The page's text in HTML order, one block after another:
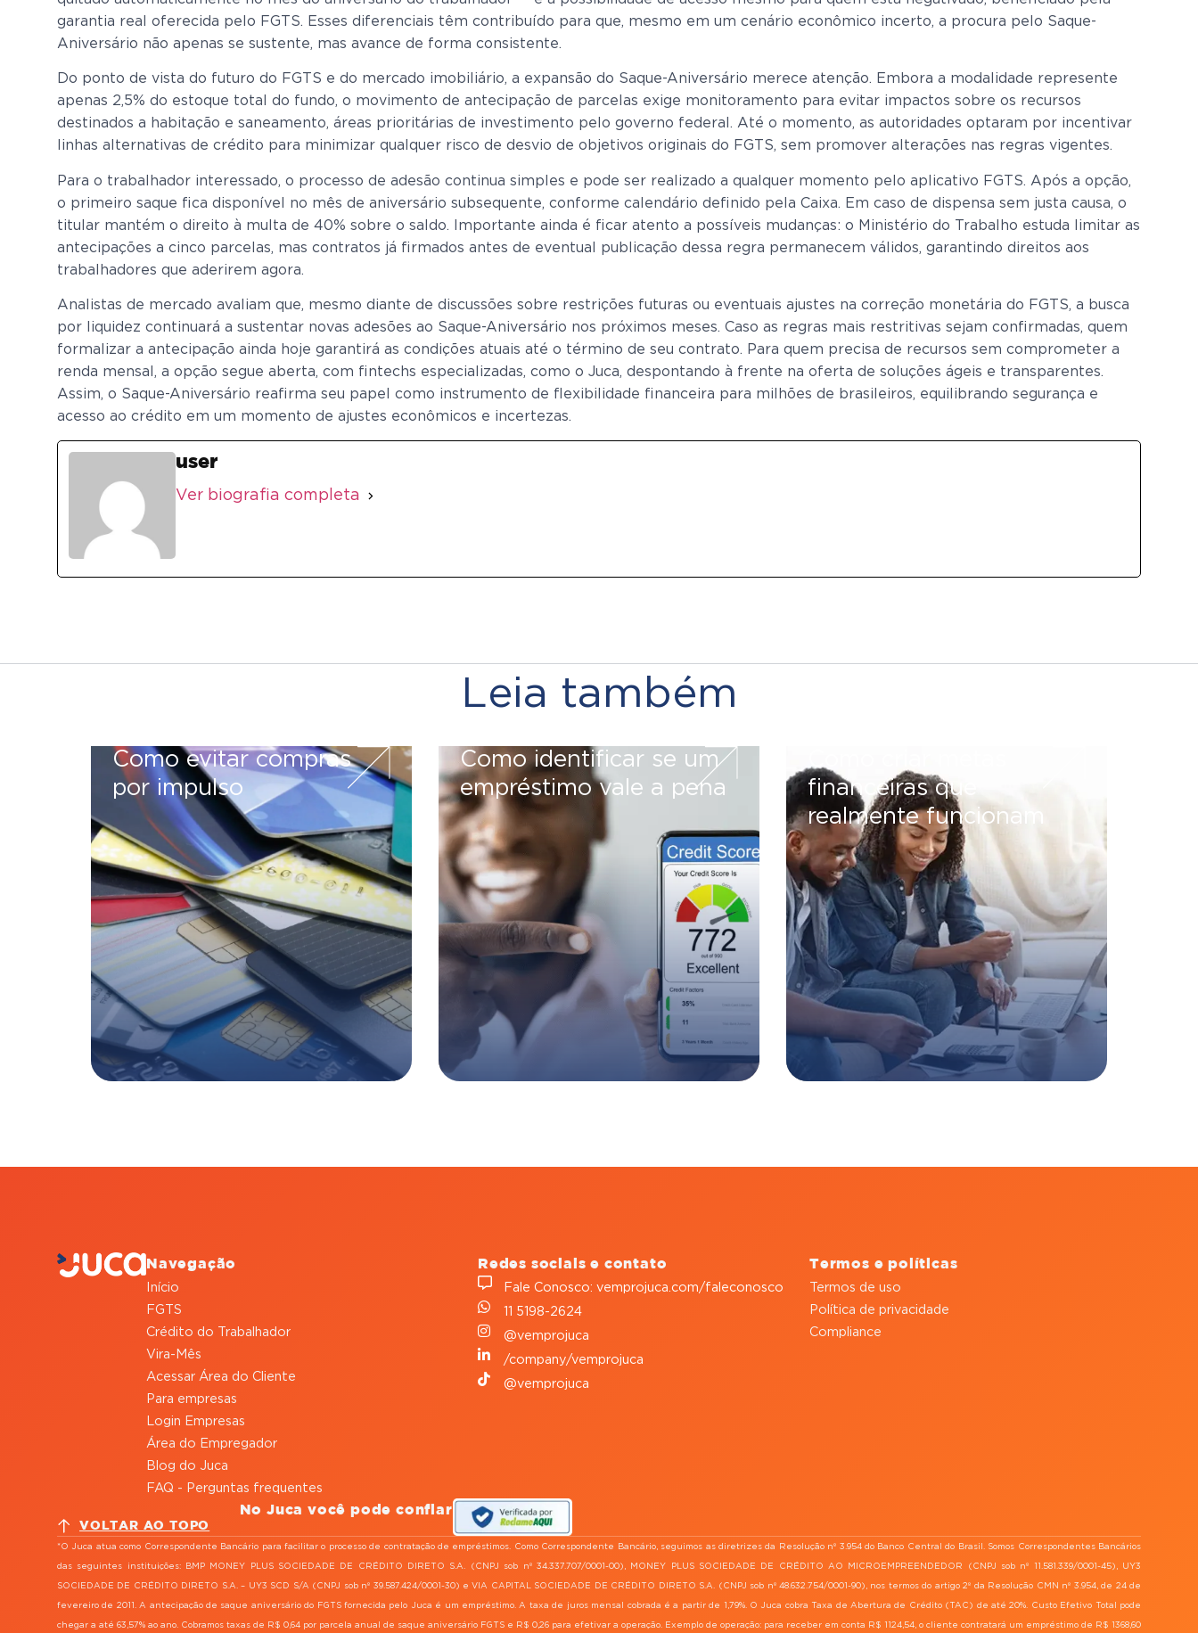
garantia real oferecida pelo FGTS. Esses diferenciais têm contribuído para que, mesmo em um cenário econômico incerto, a procura pelo Saque-
Aniversário não apenas se sustente, mas avance de forma consistente.
Do ponto de vista do futuro do FGTS e do mercado imobiliário, a expansão do Saque-Aniversário merece atenção. Embora a modalidade represente
apenas 2,5% do estoque total do fundo, o movimento de antecipação de parcelas exige monitoramento para evitar impactos sobre os recursos
destinados a habitação e saneamento, áreas prioritárias de investimento pelo governo federal. Até o momento, as autoridades optaram por incentivar
linhas alternativas de crédito para minimizar qualquer risco de desvio de objetivos originais do FGTS, sem promover alterações nas regras vigentes.
Para o trabalhador interessado, o processo de adesão continua simples e pode ser realizado a qualquer momento pelo aplicativo FGTS. Após a opção,
o primeiro saque fica disponível no mês de aniversário subsequente, conforme calendário definido pela Caixa. Em caso de dispensa sem justa causa, o
titular mantém o direito à multa de 40% sobre o saldo. Importante ainda é ficar atento a possíveis mudanças: o Ministério do Trabalho estuda limitar as
antecipações a cinco parcelas, mas contratos já firmados antes de eventual publicação dessa regra permanecem válidos, garantindo direitos aos
trabalhadores que aderirem agora.
Analistas de mercado avaliam que, mesmo diante de discussões sobre restrições futuras ou eventuais ajustes na correção monetária do FGTS, a busca
por liquidez continuará a sustentar novas adesões ao Saque-Aniversário nos próximos meses. Caso as regras mais restritivas sejam confirmadas, quem
formalizar a antecipação ainda hoje garantirá as condições atuais até o término de seu contrato. Para quem precisa de recursos sem comprometer a
renda mensal, a opção segue aberta, com fintechs especializadas, como o Juca, despontando à frente na oferta de soluções ágeis e transparentes.
Assim, o Saque-Aniversário reafirma seu papel como instrumento de flexibilidade financeira para milhões de brasileiros, equilibrando segurança e
acesso ao crédito em um momento de ajustes econômicos e incertezas.
user
Ver biografia completa
Leia também
Como evitar compras
por impulso
Como identificar se um
empréstimo vale a pena
financeiras que
realmente funcionam
Navegação
Início
FGTS
Crédito do Trabalhador
Vira-Mês
Acessar Área do Cliente
Para empresas
Login Empresas
Área do Empregador
Blog do Juca
FAQ - Perguntas frequentes
Redes sociais e contato
Fale Conosco: vemprojuca.com/faleconosco
11 5198-2624
@vemprojuca
/company/vemprojuca
@vemprojuca
Termos e políticas
Termos de uso
Política de privacidade
Compliance
VOLTAR AO TOPO
No Juca você pode confiar
*O Juca atua como Correspondente Bancário para facilitar o processo de contratação de empréstimos. Como Correspondente Bancário, seguimos as diretrizes da Resolução nº 3.954 do Banco Central do Brasil. Somos Correspondentes Bancários
das seguintes instituições: BMP MONEY PLUS SOCIEDADE DE CRÉDITO DIRETO S.A. (CNPJ sob nº 34.337.707/0001-00), MONEY PLUS SOCIEDADE DE CRÉDITO AO MICROEMPREENDEDOR (CNPJ sob nº 11.581.339/0001-45), UY3
SOCIEDADE DE CRÉDITO DIRETO S.A. – UY3 SCD S/A (CNPJ sob nº 39.587.424/0001-30) e VIA CAPITAL SOCIEDADE DE CRÉDITO DIRETO S.A. (CNPJ sob nº 48.632.754/0001-90), nos termos do artigo 2º da Resolução CMN nº 3.954, de 24 de
fevereiro de 2011. A antecipação de saque aniversário do FGTS fornecida pelo Juca é um empréstimo. A taxa de juros mensal cobrada é a partir de 1,79%. O Juca cobra Taxa de Abertura de Crédito (TAC) de até 20%. Custo Efetivo Total pode
chegar a até 63,57% ao ano. Cobramos taxas de R$ 0,64 por parcela anual de saque aniversário FGTS e R$ 0,26 para efetivar a operação. Exemplo de operação: para receber em conta R$ 1124,54, o cliente contratará um empréstimo de R$ 1368,60